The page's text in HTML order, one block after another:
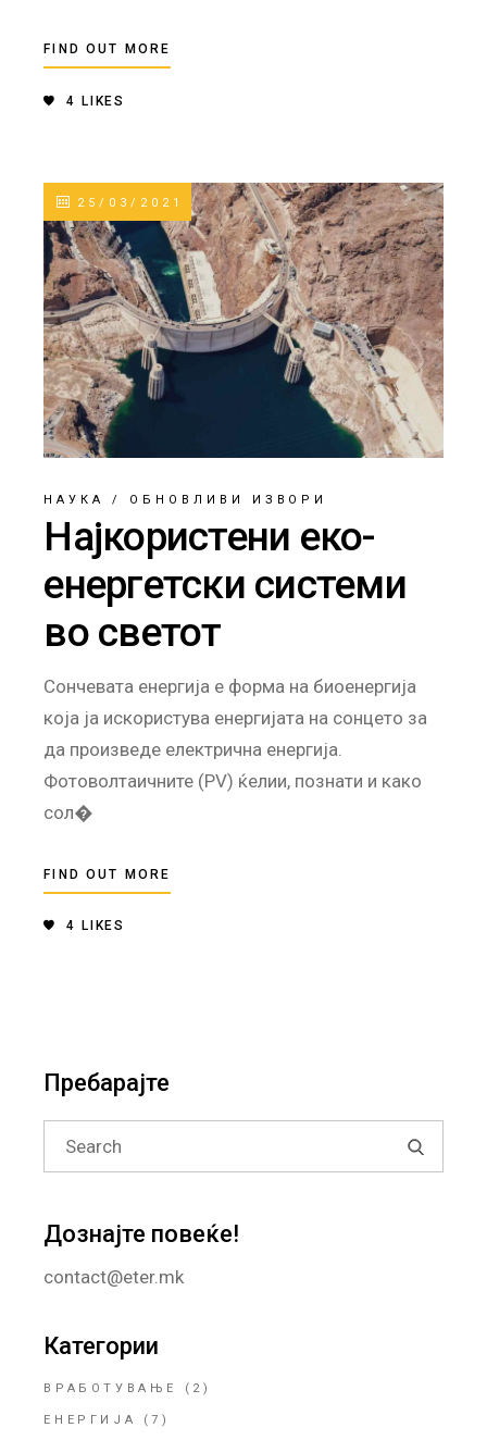
FIND OUT MORE
4 LIKES
25/03/2021
НАУКА / ОБНОВЛИВИ ИЗВОРИ
Најкористени еко-
енергетски системи
во светот
Сончевата енергија е форма на биоенергија
која ја искористува енергијата на сонцето за
да произведе електрична енергија.
Фотоволтаичните (PV) ќелии, познати и како
сол�
FIND OUT MORE
4 LIKES
Пребарајте
Search
for:
Дознајте повеќе!
contact@eter.mk
Категории
ВРАБОТУВАЊЕ (2)
ЕНЕРГИЈА (7)